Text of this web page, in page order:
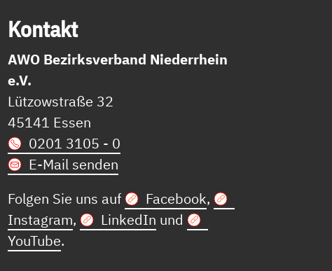
Kon­takt
AWO Bezirksverband Niederrhein
e.V.
Lützowstraße 32
45141 Essen
0201 3105 - 0
E-Mail senden
Folgen Sie uns auf
Facebook,
Instagram, LinkedIn und
YouTube.